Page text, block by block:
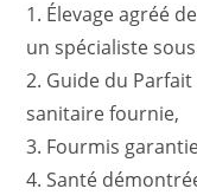
1. Élevage agréé
un spécialiste
2. Guide du
sanitaire fournie,
3. Fourmis
4. Santé